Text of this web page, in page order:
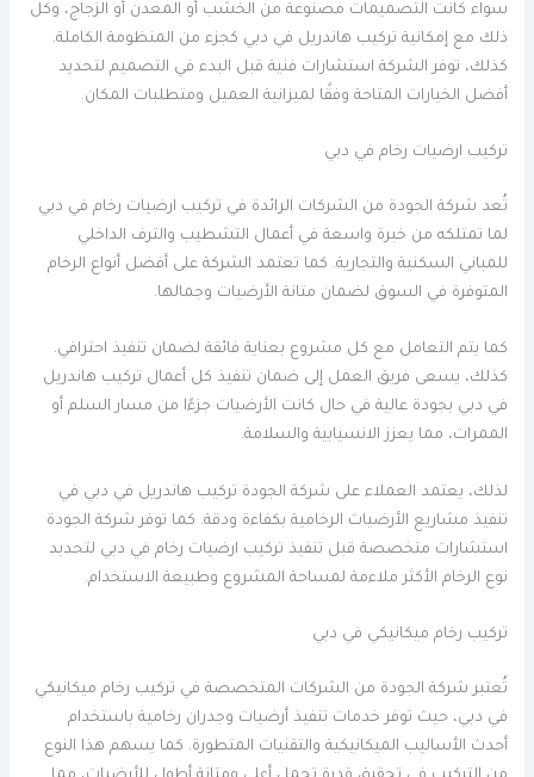
سواء كانت التصميمات مصنوعة من الخشب أو المعدن أو الزجاج، وكل
ذلك مع إمكانية تركيب هاندريل في دبي كجزء من المنظومة الكاملة.
كذلك، توفر الشركة استشارات فنية قبل البدء في التصميم لتحديد
أفضل الخيارات المتاحة وفقًا لميزانية العميل ومتطلبات المكان.
تركيب ارضيات رخام في دبي
تُعد شركة الجودة من الشركات الرائدة في تركيب ارضيات رخام في دبي
لما تمتلكه من خبرة واسعة في أعمال التشطيب والترف الداخلي
للمباني السكنية والتجارية. كما تعتمد الشركة على أفضل أنواع الرخام
المتوفرة في السوق لضمان متانة الأرضيات وجمالها.
كما يتم التعامل مع كل مشروع بعناية فائقة لضمان تنفيذ احترافي.
كذلك، يسعى فريق العمل إلى ضمان تنفيذ كل أعمال تركيب هاندريل
في دبي بجودة عالية في حال كانت الأرضيات جزءًا من مسار السلم أو
الممرات، مما يعزز الانسيابية والسلامة.
لذلك، يعتمد العملاء على شركة الجودة تركيب هاندريل في دبي في
تنفيذ مشاريع الأرضيات الرخامية بكفاءة ودقة. كما توفر شركة الجودة
استشارات متخصصة قبل تنفيذ تركيب ارضيات رخام في دبي لتحديد
نوع الرخام الأكثر ملاءمة لمساحة المشروع وطبيعة الاستخدام.
تركيب رخام ميكانيكي في دبي
تُعتبر شركة الجودة من الشركات المتخصصة في تركيب رخام ميكانيكي
في دبي، حيث توفر خدمات تنفيذ أرضيات وجدران رخامية باستخدام
أحدث الأساليب الميكانيكية والتقنيات المتطورة. كما يسهم هذا النوع